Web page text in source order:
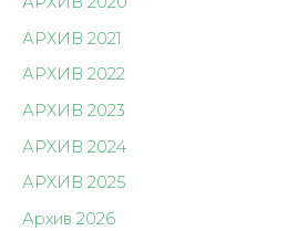
АРХИВ 2021
АРХИВ 2022
АРХИВ 2023
АРХИВ 2024
АРХИВ 2025
Архив 2026